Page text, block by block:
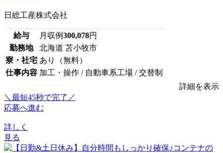
日総工産株式会社
給与 月収例300,078円
勤務地
北海道 苫小牧市
寮・社宅 あり（無料）
仕事内容 加工・操作 / 自動車系工場 / 交替制
詳細を表示
＼最短45秒で完了／
応募へ進む
詳しく
見る